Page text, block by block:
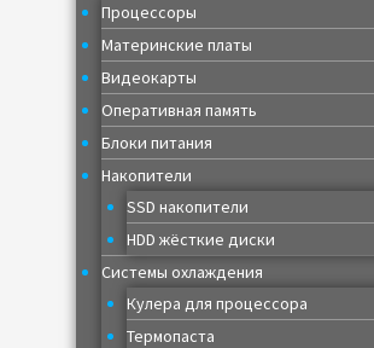
Процессоры
Материнские платы
Видеокарты
Оперативная память
Блоки питания
Накопители
SSD накопители
HDD жёсткие диски
Системы охлаждения
Кулера для процессора
Термопаста